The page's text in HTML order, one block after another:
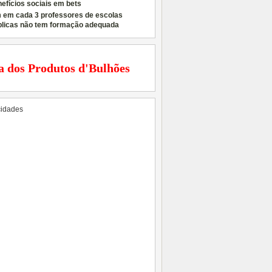
sociais em bets
em cada 3 professores de escolas
não tem formação adequada
dos Produtos d'Bulhões